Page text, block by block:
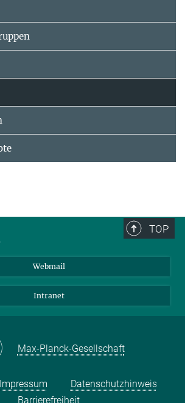
TOP
Webmail
Intranet
Max-Planck-Gesellschaft
Impressum
Datenschutzhinweis
Barrierefreiheit